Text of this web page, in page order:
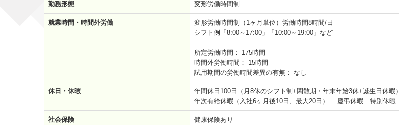
勤務形態 変形労働時間制
就業時間・時間外労働
変形労働時間制（1ヶ月単位）労働時間8時間/日
シフト例「8:00～17:00」「10:00～19:00」など
所定労働時間： 175時間
時間外労働時間： 15時間
試用期間の労働時間差異の有無： なし
休日・休暇
年間休日100日（月8休のシフト制+閑散期・年末年始3休+誕生日休暇）
年次有給休暇（入社6ヶ月後10日、最大20日） 慶弔休暇 特別休暇
社会保険
健康保険あり